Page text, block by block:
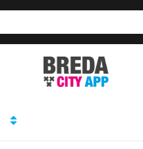
Breda
City
App